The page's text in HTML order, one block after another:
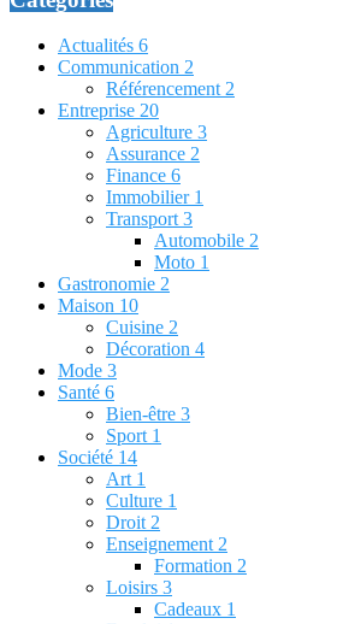
Actualités 6
Communication 2
Référencement 2
Entreprise 20
Agriculture 3
Assurance 2
Finance 6
Immobilier 1
Transport 3
Automobile 2
Moto 1
Gastronomie 2
Maison 10
Cuisine 2
Décoration 4
Mode 3
Santé 6
Bien-être 3
Sport 1
Société 14
Art 1
Culture 1
Droit 2
Enseignement 2
Formation 2
Loisirs 3
Cadeaux 1